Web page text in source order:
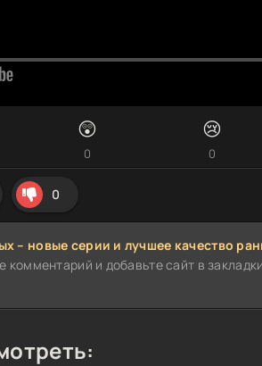
😲
0
😢
0
0
– новые серии и лучшее качество
и добавьте сайт в